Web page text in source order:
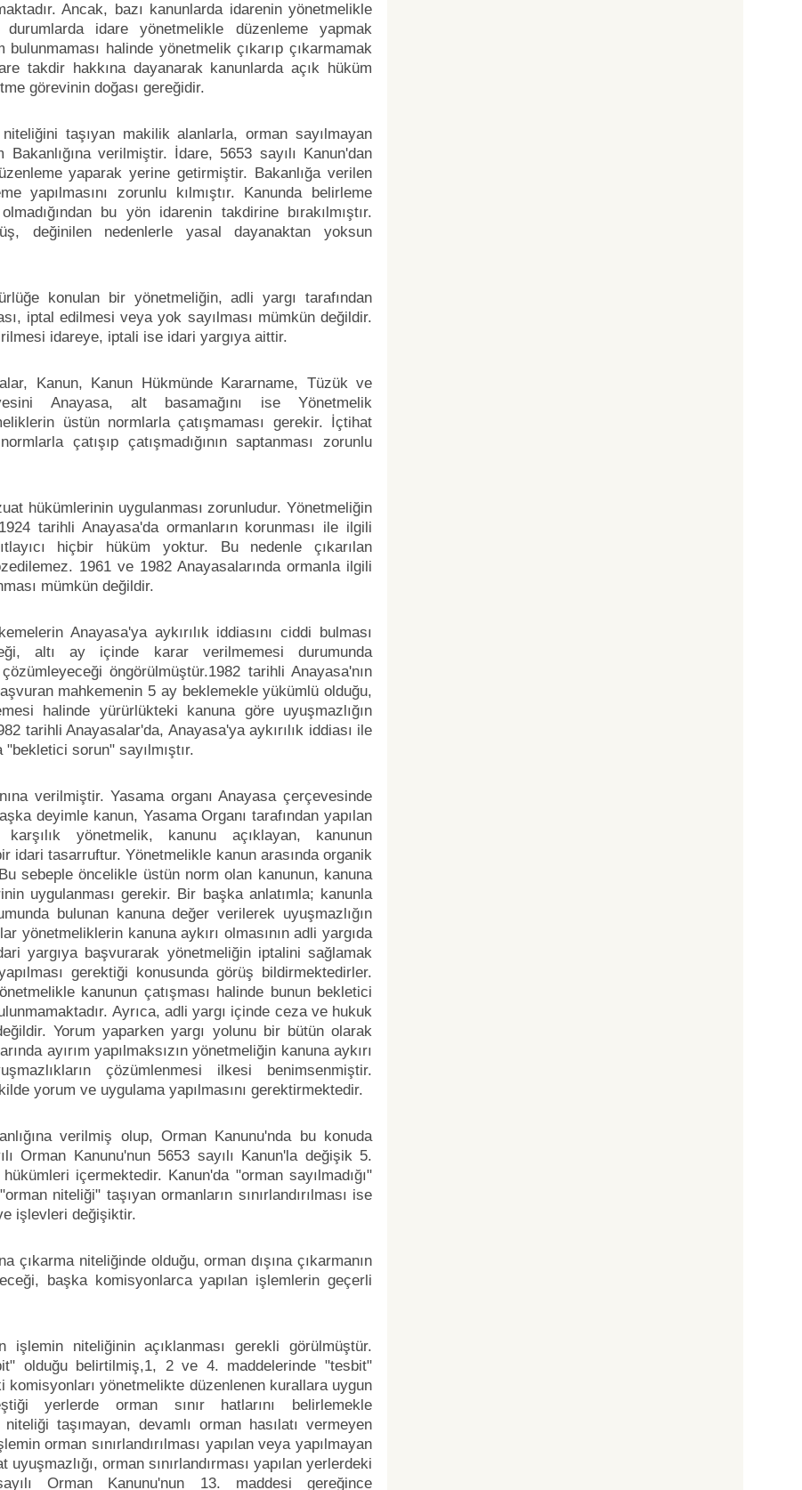
Ancak, bazı kanunlarda idarenin yönetmelikle
idare yönetmelikle düzenleme yapmak
halinde yönetmelik çıkarıp çıkarmamak
takdir hakkına dayanarak kanunlarda açık hüküm
görevinin doğası gereğidir.
taşıyan makilik alanlarla, orman sayılmayan
verilmiştir. İdare, 5653 sayılı Kanun'dan
yaparak yerine getirmiştir. Bakanlığa verilen
yapılmasını zorunlu kılmıştır. Kanunda belirleme
bu yön idarenin takdirine bırakılmıştır.
değinilen nedenlerle yasal dayanaktan yoksun
konulan bir yönetmeliğin, adli yargı tarafından
iptal edilmesi veya yok sayılması mümkün değildir.
idareye, iptali ise idari yargıya aittir.
Kanun, Kanun Hükmünde Kararname, Tüzük ve
Anayasa, alt basamağını ise Yönetmelik
üstün normlarla çatışmaması gerekir. İçtihat
çatışıp çatışmadığının saptanması zorunlu
hükümlerinin uygulanması zorunludur. Yönetmeliğin
tarihli Anayasa'da ormanların korunması ile ilgili
hiçbir hüküm yoktur. Bu nedenle çıkarılan
1961 ve 1982 Anayasalarında ormanla ilgili
mümkün değildir.
Anayasa'ya aykırılık iddiasını ciddi bulması
altı ay içinde karar verilmemesi durumunda
öngörülmüştür.1982 tarihli Anayasa'nın
mahkemenin 5 ay beklemekle yükümlü olduğu,
halinde yürürlükteki kanuna göre uyuşmazlığın
tarihli Anayasalar'da, Anayasa'ya aykırılık iddiası ile
sorun" sayılmıştır.
verilmiştir. Yasama organı Anayasa çerçevesinde
deyimle kanun, Yasama Organı tarafından yapılan
yönetmelik, kanunu açıklayan, kanunun
idari tasarruftur. Yönetmelikle kanun arasında organik
sebeple öncelikle üstün norm olan kanunun, kanuna
uygulanması gerekir. Bir başka anlatımla; kanunla
bulunan kanuna değer verilerek uyuşmazlığın
yönetmeliklerin kanuna aykırı olmasının adli yargıda
yargıya başvurarak yönetmeliğin iptalini sağlamak
gerektiği konusunda görüş bildirmektedirler.
kanunun çatışması halinde bunun bekletici
Ayrıca, adli yargı içinde ceza ve hukuk
Yorum yaparken yargı yolunu bir bütün olarak
ayırım yapılmaksızın yönetmeliğin kanuna aykırı
çözümlenmesi ilkesi benimsenmiştir.
yorum ve uygulama yapılmasını gerektirmektedir.
verilmiş olup, Orman Kanunu'nda bu konuda
Orman Kanunu'nun 5653 sayılı Kanun'la değişik 5.
içermektedir. Kanun'da "orman sayılmadığı"
niteliği" taşıyan ormanların sınırlandırılması ise
işlevleri değişiktir.
çıkarma niteliğinde olduğu, orman dışına çıkarmanın
başka komisyonlarca yapılan işlemlerin geçerli
işlemin niteliğinin açıklanması gerekli görülmüştür.
olduğu belirtilmiş,1, 2 ve 4. maddelerinde "tesbit"
komisyonları yönetmelikte düzenlenen kurallara uygun
yerlerde orman sınır hatlarını belirlemekle
taşımayan, devamlı orman hasılatı vermeyen
orman sınırlandırılması yapılan veya yapılmayan
orman sınırlandırması yapılan yerlerdeki
Orman Kanunu'nun 13. maddesi gereğince